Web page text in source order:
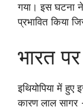
गया। इस घटना
प्रभावित किया
भारत
इथियोपिया में
कारण लाल सागर